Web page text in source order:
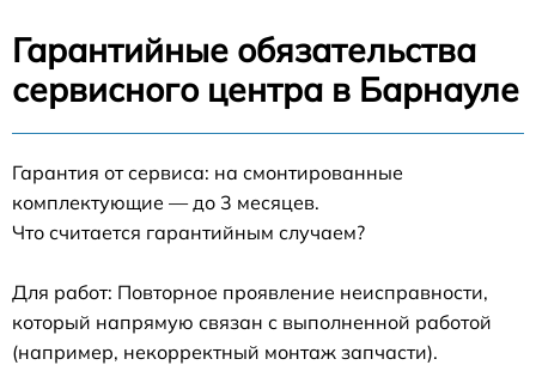
Гарантийные обязательства
сервисного центра в Барнауле
Гарантия от сервиса: на смонтированные
комплектующие — до 3 месяцев.
Что считается гарантийным случаем?
Для работ: Повторное проявление неисправности,
который напрямую связан с выполненной работой
(например, некорректный монтаж запчасти).